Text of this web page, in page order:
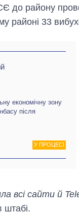
до району
районі 33
економічну зону
після
У ПРОЦЕСІ
всі сайти й
штабі.